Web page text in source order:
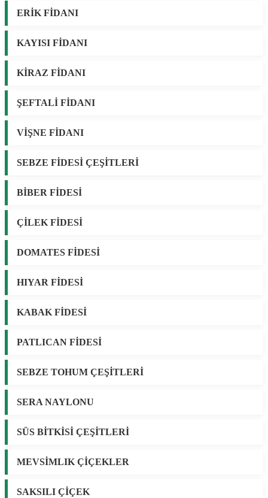
ERİK FİDANI
KAYISI FİDANI
KİRAZ FİDANI
ŞEFTALİ FİDANI
VİŞNE FİDANI
SEBZE FİDESİ ÇEŞİTLERİ
BİBER FİDESİ
ÇİLEK FİDESİ
DOMATES FİDESİ
HIYAR FİDESİ
KABAK FİDESİ
PATLICAN FİDESİ
SEBZE TOHUM ÇEŞİTLERİ
SERA NAYLONU
SÜS BİTKİSİ ÇEŞİTLERİ
MEVSİMLIK ÇİÇEKLER
SAKSILI ÇİÇEK